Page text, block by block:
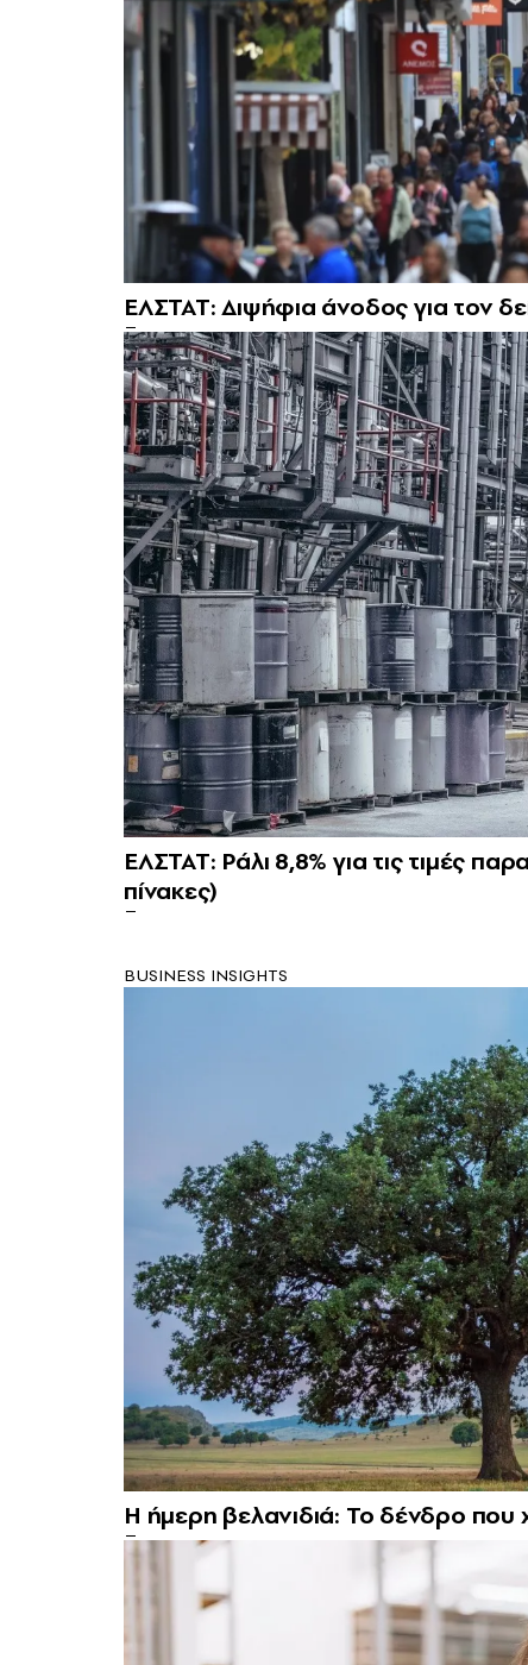
ΕΛΣΤΑΤ: Διψήφια άνοδος για τον
ΕΛΣΤΑΤ: Ράλι 8,8% για τις τιμές
πίνακες)
BUSINESS INSIGHTS
Η ήμερη βελανιδιά: Το δένδρο που